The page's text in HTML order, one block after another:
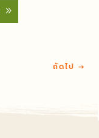
ถัดไป →